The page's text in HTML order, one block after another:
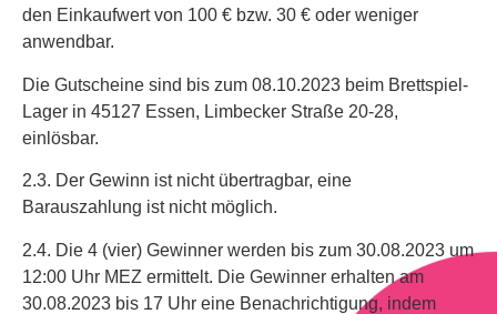
den Einkaufwert von 100 € bzw. 30 € oder weniger
anwendbar.
Die Gutscheine sind bis zum 08.10.2023 beim Brettspiel-
Lager in 45127 Essen, Limbecker Straße 20-28,
einlösbar.
2.3. Der Gewinn ist nicht übertragbar, eine
Barauszahlung ist nicht möglich.
2.4. Die 4 (vier) Gewinner werden bis zum 30.08.2023 um
12:00 Uhr MEZ ermittelt. Die Gewinner erhalten am
30.08.2023 bis 17 Uhr eine Benachrichtigung, indem